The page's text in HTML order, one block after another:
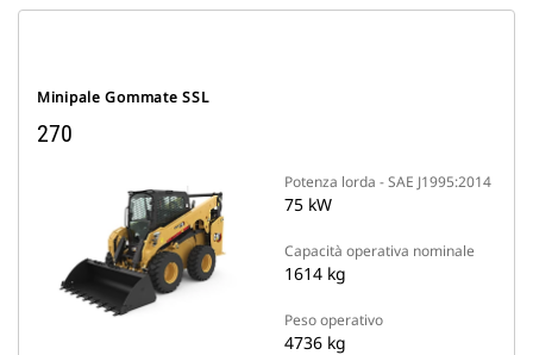
Minipale Gommate SSL
270
Potenza lorda - SAE J1995:2014
75 kW
Capacità operativa nominale
1614 kg
Peso operativo
4736 kg